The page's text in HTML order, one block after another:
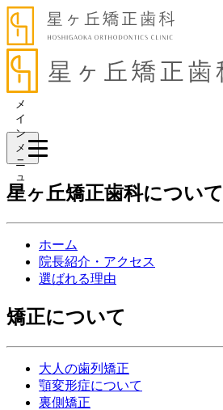
メ
イ
ン
メ
ニ
ュ
ー
星ヶ丘矯正歯科について
ホーム
院長紹介・アクセス
選ばれる理由
矯正について
大人の歯列矯正
顎変形症について
裏側矯正